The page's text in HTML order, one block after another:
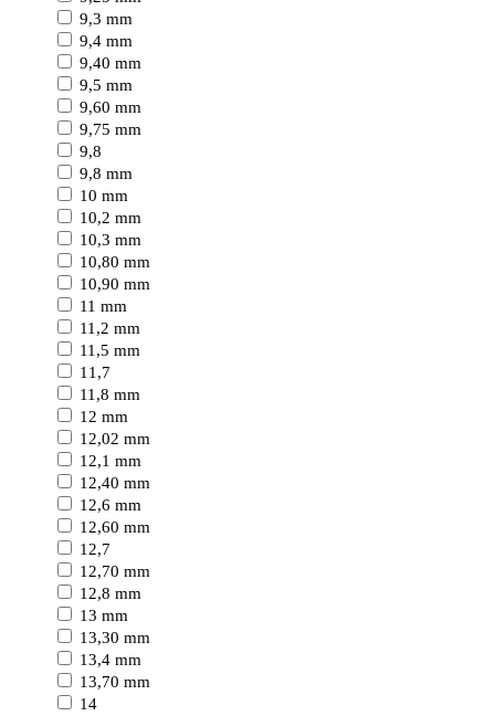
9,3 mm
9,4 mm
9,40 mm
9,5 mm
9,60 mm
9,75 mm
9,8
9,8 mm
10 mm
10,2 mm
10,3 mm
10,80 mm
10,90 mm
11 mm
11,2 mm
11,5 mm
11,7
11,8 mm
12 mm
12,02 mm
12,1 mm
12,40 mm
12,6 mm
12,60 mm
12,7
12,70 mm
12,8 mm
13 mm
13,30 mm
13,4 mm
13,70 mm
14